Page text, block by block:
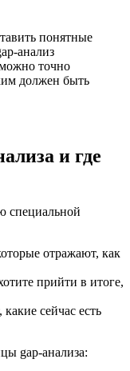
понятные
анализ
точно
должен быть
и где
специальной
отражают, как
прийти в итоге,
какие сейчас есть
gap-анализа: